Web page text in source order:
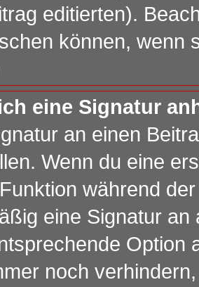
editierten).
können, wenn
eine Signatur
an einen
Wenn du eine
während
eine Signatur
Option
noch